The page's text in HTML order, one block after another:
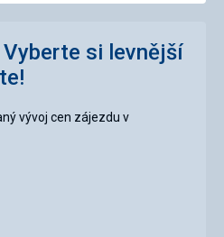
si levnější
vývoj cen zájezdu v